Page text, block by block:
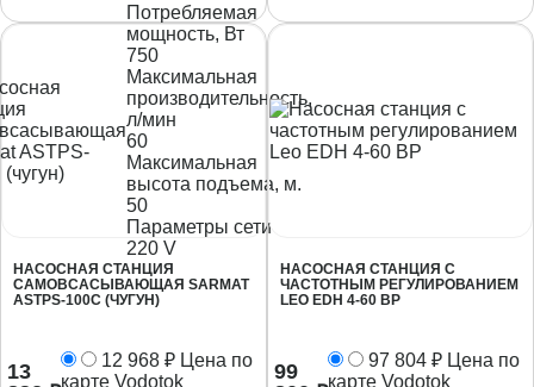
Потребляемая
мощность, Вт
750
Максимальная
производительность,
л/мин
60
Максимальная
высота подъема, м.
50
Параметры сети
220 V
НАСОСНАЯ СТАНЦИЯ
САМОВСАСЫВАЮЩАЯ SARMAT
ASTPS-100C (ЧУГУН)
13
12 968 ₽ Цена по
карте Vodotok
НАСОСНАЯ СТАНЦИЯ С
ЧАСТОТНЫМ РЕГУЛИРОВАНИЕМ
LEO EDH 4-60 BP
99
97 804 ₽ Цена по
карте Vodotok